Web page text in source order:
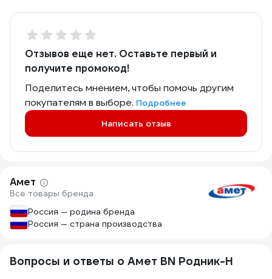
Отзывов еще нет. Оставьте первый и
получите промокод!
Поделитесь мнением, чтобы помочь другим
покупателям в выборе. Подробнее
Написать отзыв
Амет
Все товары бренда
Россия — родина бренда
Россия — страна производства
Вопросы и ответы о Амет ВN Родник-Н